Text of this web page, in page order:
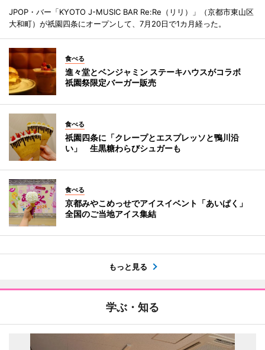
JPOP・バー「KYOTO J-MUSIC BAR Re:Re（リリ）」（京都市東山区
大和町）が祇園四条にオープンして、7月20日で1カ月経った。
食べる
進々堂とベンジャミン ステーキハウスがコラボ
祇園祭限定バーガー販売
食べる
祇園四条に「クレープとエスプレッソと鴨川沿
い」 生黒糖わらびシュガーも
食べる
京都みやこめっせでアイスイベント「あいぱく」
全国のご当地アイス集結
もっと見る
学ぶ・知る